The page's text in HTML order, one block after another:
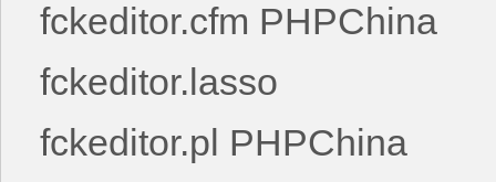
fckeditor.cfm PHPChina
fckeditor.lasso
fckeditor.pl PHPChina